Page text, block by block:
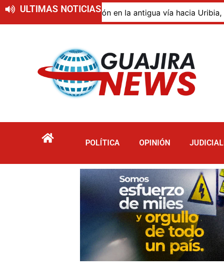
ULTIMAS NOTICIAS
de descomposición en la antigua vía hacia Uribia, zona
POLÍTICA OPINIÓN